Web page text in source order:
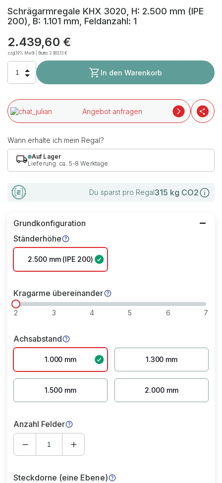
Schrägarmregale KHX 3020, H: 2.500 mm (IPE
200), B: 1.101 mm, Feldanzahl: 1
2.439,60 €
zzgl.19% MwSt | Brutto:2.903,13 €
In den Warenkorb
Angebot anfragen
Wann erhalte ich mein Regal?
Auf Lager
Lieferung: ca. 5-8 Werktage
Du sparst pro Regal315 kg CO2
Grundkonfiguration
Ständerhöhe
2.500 mm (IPE 200)
Kragarme übereinander
2 3 4 5 6 7
Achsabstand
1.000 mm 1.300 mm
1.500 mm 2.000 mm
Anzahl Felder
Steckdorne (eine Ebene)